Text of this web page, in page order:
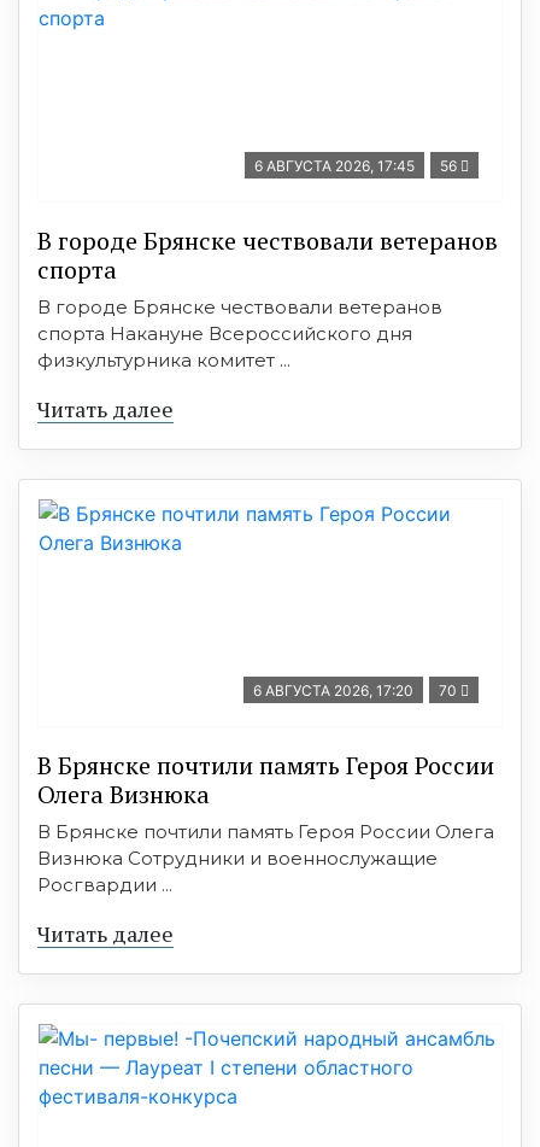
6 АВГУСТА 2026, 17:45 56
В городе Брянске чествовали ветеранов
спорта
В городе Брянске чествовали ветеранов
спорта Накануне Всероссийского дня
физкультурника комитет ...
Читать далее
6 АВГУСТА 2026, 17:20 70
В Брянске почтили память Героя России
Олега Визнюка
В Брянске почтили память Героя России Олега
Визнюка Сотрудники и военнослужащие
Росгвардии ...
Читать далее